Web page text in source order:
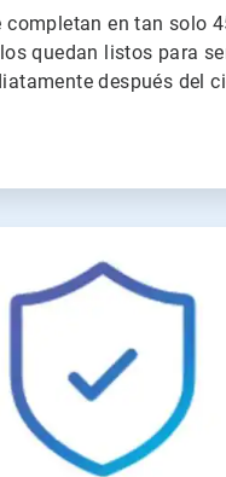
completan en tan solo
quedan listos para
después del
4
de